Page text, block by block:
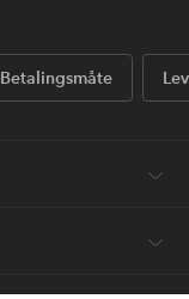
Betalingsmåte